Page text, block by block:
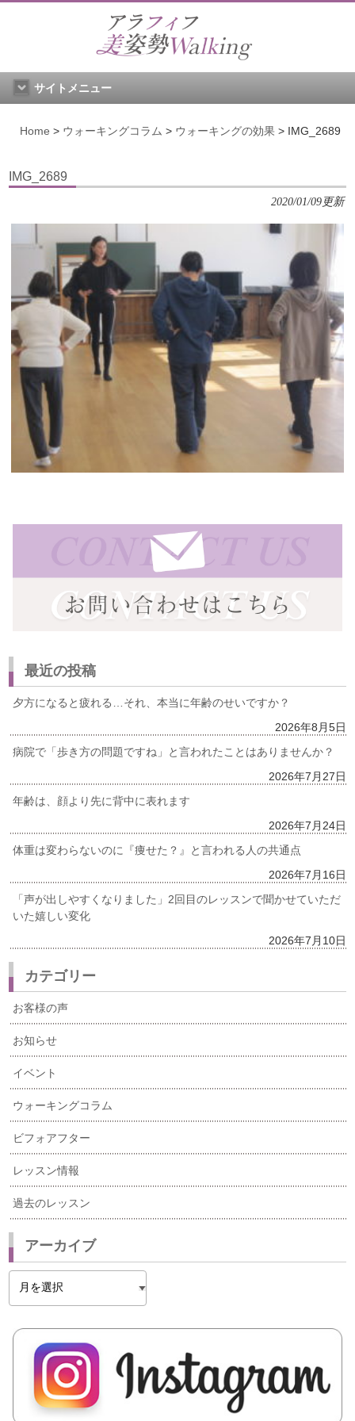
サイトメニュー
Home > ウォーキングコラム > ウォーキングの効果 > IMG_2689
IMG_2689
2020/01/09更新
最近の投稿
夕方になると疲れる…それ、本当に年齢のせいですか？
2026年8月5日
病院で「歩き方の問題ですね」と言われたことはありませんか？
2026年7月27日
年齢は、顔より先に背中に表れます
2026年7月24日
体重は変わらないのに『痩せた？』と言われる人の共通点
2026年7月16日
「声が出しやすくなりました」2回目のレッスンで聞かせていただ
いた嬉しい変化
2026年7月10日
カテゴリー
お客様の声
お知らせ
イベント
ウォーキングコラム
ビフォアフター
レッスン情報
過去のレッスン
アーカイブ
ア
カ
イ